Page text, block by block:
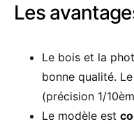
Les
Le bois et la
bonne qualité.
(précision 1/
Le modèle est